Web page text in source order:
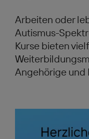
Arbeiten oder
Autismus-
Kurse bieten
Angehörige und